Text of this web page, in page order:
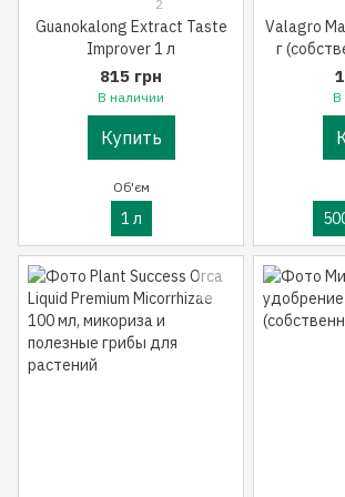
2
Guanokalong Extract Taste
Improver 1 л
815 грн
В наличии
Купить
Об'єм
1 л
Valagro
г
В